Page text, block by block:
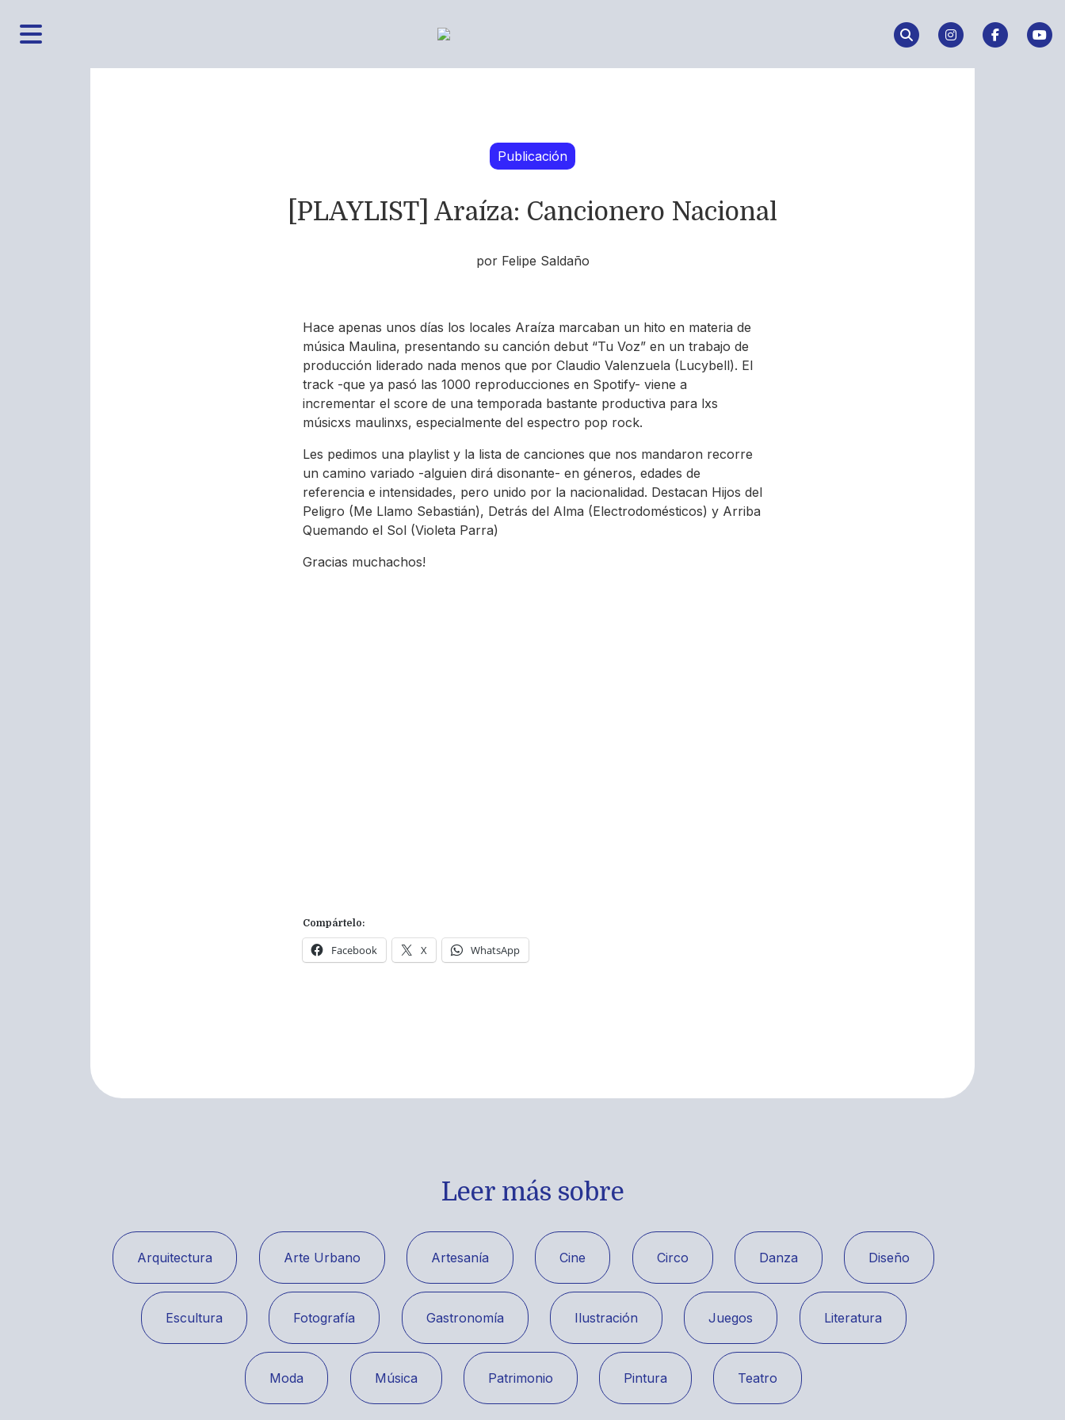
Publicación
[PLAYLIST] Araíza: Cancionero Nacional
por Felipe Saldaño
Hace apenas unos días los locales Araíza marcaban un hito en materia de
música Maulina, presentando su canción debut “Tu Voz” en un trabajo de
producción liderado nada menos que por Claudio Valenzuela (Lucybell). El
track -que ya pasó las 1000 reproducciones en Spotify- viene a
incrementar el score de una temporada bastante productiva para lxs
músicxs maulinxs, especialmente del espectro pop rock.
Les pedimos una playlist y la lista de canciones que nos mandaron recorre
un camino variado -alguien dirá disonante- en géneros, edades de
referencia e intensidades, pero unido por la nacionalidad. Destacan Hijos del
Peligro (Me Llamo Sebastián), Detrás del Alma (Electrodomésticos) y Arriba
Quemando el Sol (Violeta Parra)
Gracias muchachos!
Compártelo:
Facebook X WhatsApp
Leer más sobre
Arquitectura Arte Urbano Artesanía Cine Circo Danza Diseño
Escultura Fotografía Gastronomía Ilustración Juegos Literatura
Moda Música Patrimonio Pintura Teatro